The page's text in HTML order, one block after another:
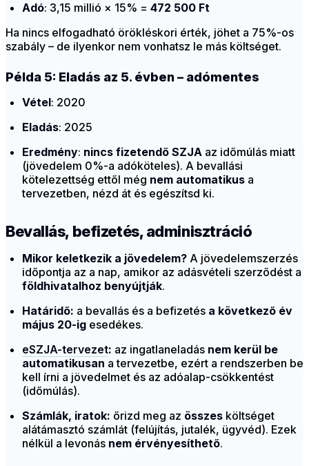
Adó: 3,15 millió × 15% = 472 500 Ft
Ha nincs elfogadható örökléskori érték, jöhet a 75%-os
szabály – de ilyenkor nem vonhatsz le más költséget.
Példa 5: Eladás az 5. évben – adómentes
Vétel: 2020
Eladás: 2025
Eredmény: nincs fizetendő SZJA az időmúlás miatt
(jövedelem 0%-a adóköteles). A bevallási
kötelezettség ettől még nem automatikus a
tervezetben, nézd át és egészítsd ki.
Bevallás, befizetés, adminisztráció
Mikor keletkezik a jövedelem? A jövedelemszerzés
időpontja az a nap, amikor az adásvételi szerződést a
földhivatalhoz benyújtják.
Határidő: a bevallás és a befizetés a következő év
május 20-ig esedékes.
eSZJA-tervezet: az ingatlaneladás nem kerül be
automatikusan a tervezetbe, ezért a rendszerben be
kell írni a jövedelmet és az adóalap-csökkentést
(időmúlás).
Számlák, iratok: őrizd meg az összes költséget
alátámasztó számlát (felújítás, jutalék, ügyvéd). Ezek
nélkül a levonás nem érvényesíthető.